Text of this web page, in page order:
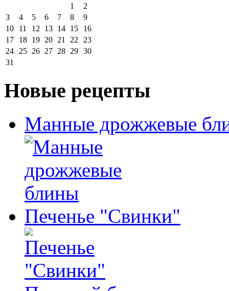
1
2
3
4 5 6 7 8
9
10
11 12 13 14 15
16
17
18 19 20 21 22 23
24 25 26 27 28 29 30
31
Новые рецепты
Манные дрожжевые
Печенье "Свинки"